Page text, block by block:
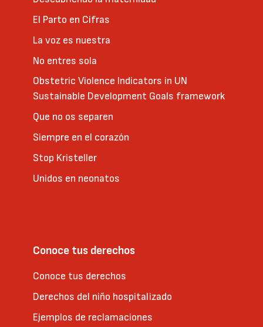
El Parto en Cifras
La voz es nuestra
No entres sola
Obstetric Violence Indicators in UN
Sustainable Development Goals framework
Que no os separen
Siempre en el corazón
Stop Kristeller
Unidos en neonatos
Conoce tus derechos
Conoce tus derechos
Derechos del niño hospitalizado
Ejemplos de reclamaciones